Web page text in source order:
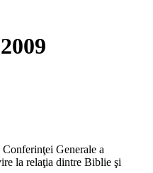
Generale a
la relaţia dintre Biblie şi